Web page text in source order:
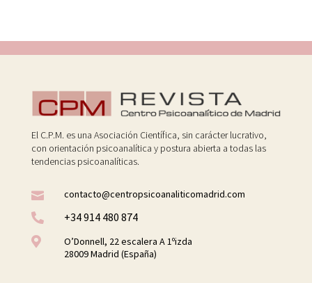
El C.P.M. es una Asociación Científica, sin carácter lucrativo,
con orientación psicoanalítica y postura abierta a todas las
tendencias psicoanalíticas.

contacto@centropsicoanaliticomadrid.com

+34 914 480 874

O’Donnell, 22 escalera A 1ºizda
28009 Madrid (España)